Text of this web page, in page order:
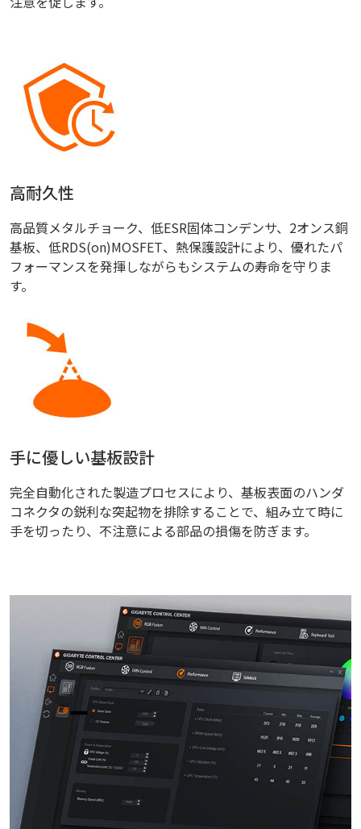
高耐久性
高品質メタルチョーク、低ESR固体コンデンサ、2オンス銅
基板、低RDS(on)MOSFET、熱保護設計により、優れたパ
フォーマンスを発揮しながらもシステムの寿命を守りま
す。
手に優しい基板設計
完全自動化された製造プロセスにより、基板表面のハンダ
コネクタの鋭利な突起物を排除することで、組み立て時に
手を切ったり、不注意による部品の損傷を防ぎます。